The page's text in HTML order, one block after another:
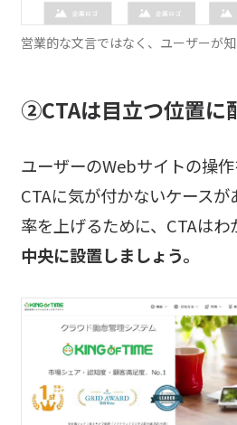
営業的な文言ではなく、ユーザーが
②CTAは目立つ位置に
ユーザーのWebサイトの操作
CTAに気が付かないケースが
率を上げるために、CTAはわ
中央に設置しましょう。